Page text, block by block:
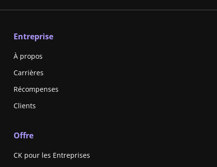
Entreprise
À propos
Carrières
Récompenses
Clients
Offre
CK pour les Entreprises